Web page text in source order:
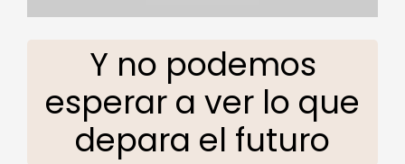
Y no podemos
esperar a ver lo que
depara el futuro